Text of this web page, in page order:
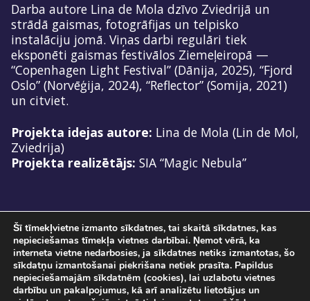
Darba autore Lina de Mola dzīvo Zviedrijā un
strādā gaismas, fotogrāfijas un telpisko
instalāciju jomā. Viņas darbi regulāri tiek
eksponēti gaismas festivālos Ziemeļeiropā —
“Copenhagen Light Festival” (Dānija, 2025), “Fjord
Oslo” (Norvēģija, 2024), “Reflector” (Somija, 2021)
un citviet.
Projekta idejas autore: Lina de Mola (Lin de Mol,
Zviedrija)
Projekta realizētājs: SIA “Magic Nebula”
Šī tīmekļvietne izmanto sīkdatnes, tai skaitā sīkdatnes, kas
nepieciešamas tīmekļa vietnes darbībai. Ņemot vērā, ka
interneta vietne nedarbosies, ja sīkdatnes netiks izmantotas, šo
sīkdatņu izmantošanai piekrišana netiek prasīta. Papildus
nepieciešamajām sīkdatnēm (cookies), lai uzlabotu vietnes
darbību un pakalpojumus, kā arī analizētu lietotājus un